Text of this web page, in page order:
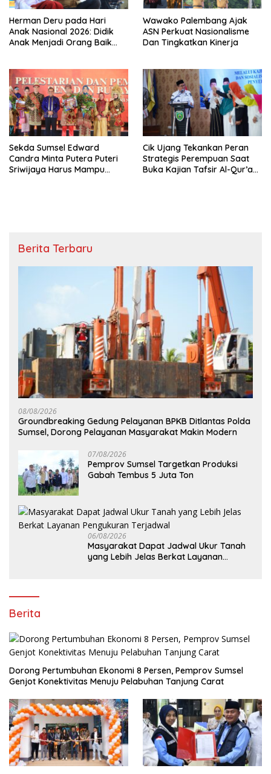
Herman Deru pada Hari
Anak Nasional 2026: Didik
Anak Menjadi Orang Baik
Wawako Palembang Ajak
ASN Perkuat Nasionalisme
Dan Tingkatkan Kinerja
Sekda Sumsel Edward
Candra Minta Putera Puteri
Sriwijaya Harus Mampu
Cik Ujang Tekankan Peran
Strategis Perempuan Saat
Buka Kajian Tafsir Al-Qur’an
Berita Terbaru
08/08/2026
Groundbreaking Gedung Pelayanan BPKB Ditlantas Polda
Sumsel, Dorong Pelayanan Masyarakat Makin Modern
07/08/2026
Pemprov Sumsel Targetkan Produksi
Gabah Tembus 5 Juta Ton
06/08/2026
Masyarakat Dapat Jadwal Ukur Tanah
yang Lebih Jelas Berkat Layanan
Berita
Dorong Pertumbuhan Ekonomi 8 Persen, Pemprov Sumsel
Genjot Konektivitas Menuju Pelabuhan Tanjung Carat